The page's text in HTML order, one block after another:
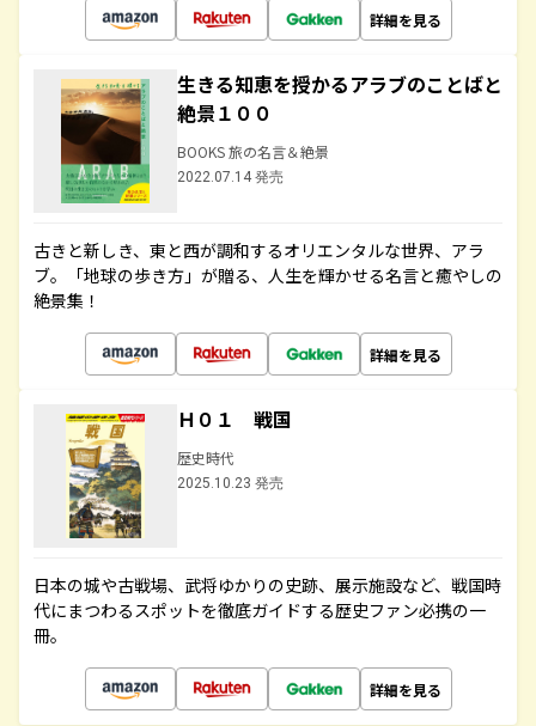
詳細を見る
生きる知恵を授かるアラブのことばと
絶景１００
BOOKS 旅の名言＆絶景
2022.07.14 発売
古きと新しき、東と西が調和するオリエンタルな世界、アラ
ブ。「地球の歩き方」が贈る、人生を輝かせる名言と癒やしの
絶景集！
詳細を見る
Ｈ０１ 戦国
歴史時代
2025.10.23 発売
日本の城や古戦場、武将ゆかりの史跡、展示施設など、戦国時
代にまつわるスポットを徹底ガイドする歴史ファン必携の一
冊。
詳細を見る